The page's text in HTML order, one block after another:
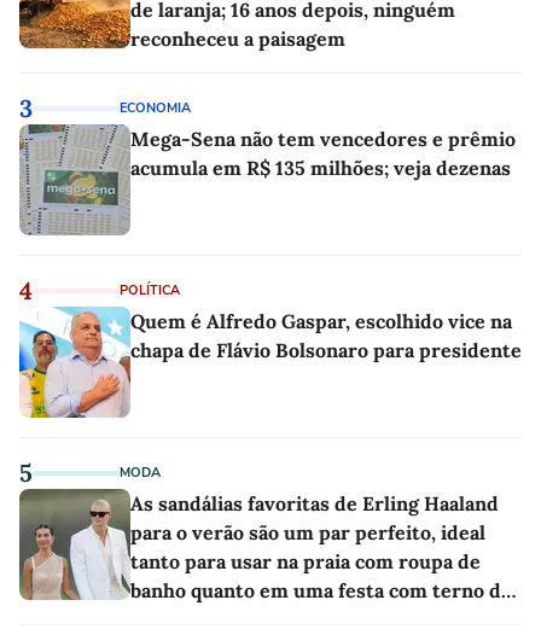
de laranja; 16 anos depois, ninguém
reconheceu a paisagem
3 ECONOMIA
Mega-Sena não tem vencedores e prêmio
acumula em R$ 135 milhões; veja dezenas
4 POLÍTICA
Quem é Alfredo Gaspar, escolhido vice na
chapa de Flávio Bolsonaro para presidente
5 MODA
As sandálias favoritas de Erling Haaland
para o verão são um par perfeito, ideal
tanto para usar na praia com roupa de
banho quanto em uma festa com terno de